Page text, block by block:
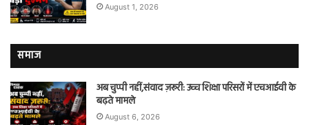
August 1, 2026
समाज
अब चुप्पी नहीं,संवाद ज़रूरी: उच्च शिक्षा परिसरों में एचआईवी के
बढ़ते मामले
August 6, 2026